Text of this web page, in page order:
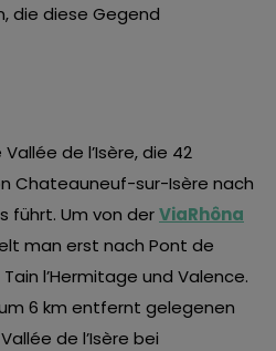
die diese Gegend
de l’Isère, die 42
Chateauneuf-sur-Isère nach
führt. Um von derViaRhôna
man erst nach Pont de
l’Hermitage und Valence.
6 km entfernt gelegenen
de l’Isère bei